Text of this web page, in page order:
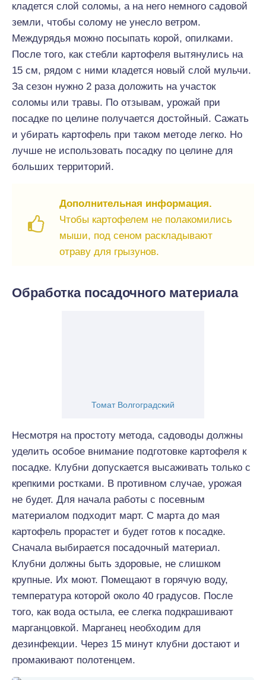
кладется слой соломы, а на него немного садовой
земли, чтобы солому не унесло ветром.
Междурядья можно посыпать корой, опилками.
После того, как стебли картофеля вытянулись на
15 см, рядом с ними кладется новый слой мульчи.
За сезон нужно 2 раза доложить на участок
соломы или травы. По отзывам, урожай при
посадке по целине получается достойный. Сажать
и убирать картофель при таком методе легко. Но
лучше не использовать посадку по целине для
больших территорий.
Дополнительная информация.
Чтобы картофелем не полакомились
мыши, под сеном раскладывают
отраву для грызунов.
Обработка посадочного материала
Томат Волгоградский
Несмотря на простоту метода, садоводы должны
уделить особое внимание подготовке картофеля к
посадке. Клубни допускается высаживать только с
крепкими ростками. В противном случае, урожая
не будет. Для начала работы с посевным
материалом подходит март. С марта до мая
картофель прорастет и будет готов к посадке.
Сначала выбирается посадочный материал.
Клубни должны быть здоровые, не слишком
крупные. Их моют. Помещают в горячую воду,
температура которой около 40 градусов. После
того, как вода остыла, ее слегка подкрашивают
марганцовкой. Марганец необходим для
дезинфекции. Через 15 минут клубни достают и
промакивают полотенцем.